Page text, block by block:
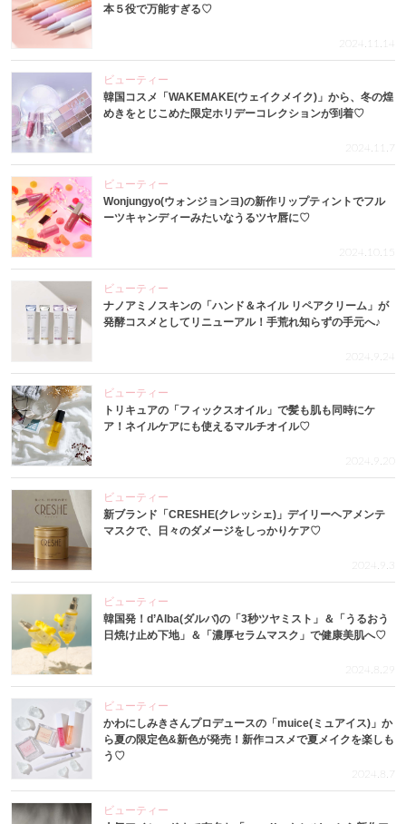
本５役で万能すぎる♡
2024.11.14
ビューティー
韓国コスメ「WAKEMAKE(ウェイクメイク)」から、冬の煌
めきをとじこめた限定ホリデーコレクションが到着♡
2024.11.7
ビューティー
Wonjungyo(ウォンジョンヨ)の新作リップティントでフル
ーツキャンディーみたいなうるツヤ唇に♡
2024.10.15
ビューティー
ナノアミノスキンの「ハンド＆ネイル リペアクリーム」が
発酵コスメとしてリニューアル！手荒れ知らずの手元へ♪
2024.9.24
ビューティー
トリキュアの「フィックスオイル」で髪も肌も同時にケ
ア！ネイルケアにも使えるマルチオイル♡
2024.9.20
ビューティー
新ブランド「CRESHE(クレッシェ)」デイリーヘアメンテ
マスクで、日々のダメージをしっかりケア♡
2024.9.3
ビューティー
韓国発！d’Alba(ダルバ)の「3秒ツヤミスト」＆「うるおう
日焼け止め下地」＆「濃厚セラムマスク」で健康美肌へ♡
2024.8.29
ビューティー
かわにしみきさんプロデュースの「muice(ミュアイス)」か
ら夏の限定色&新色が発売！新作コスメで夏メイクを楽しも
う♡
2024.8.7
ビューティー